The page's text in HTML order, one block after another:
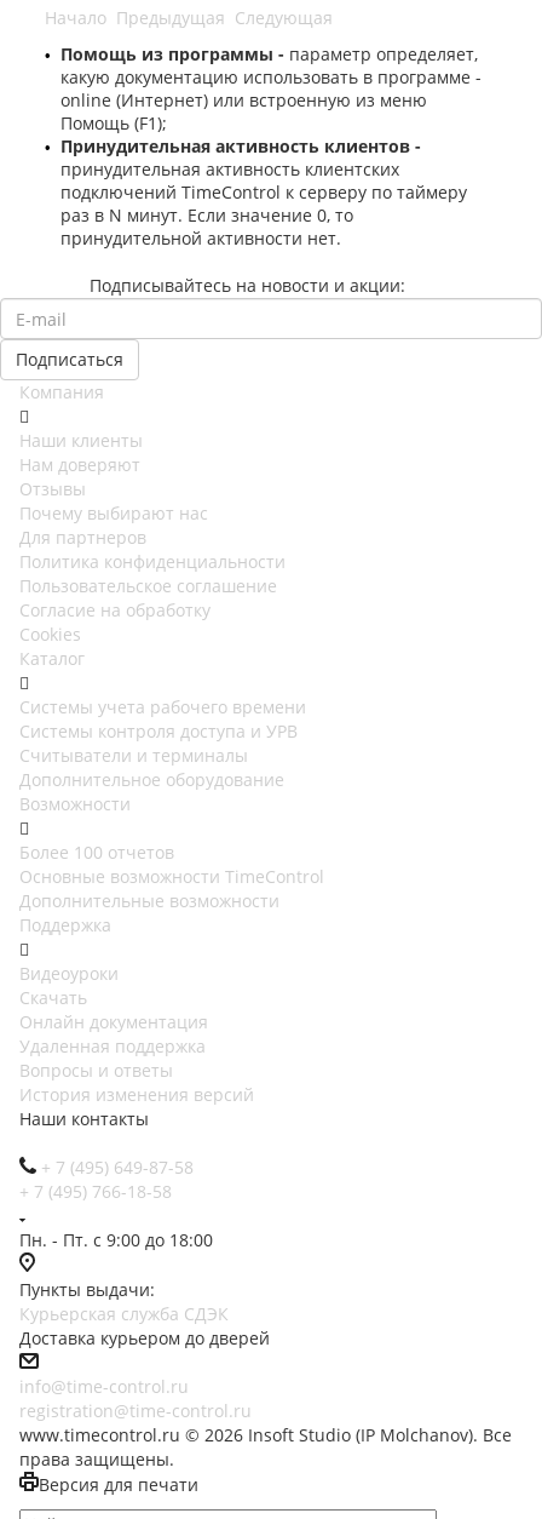
Начало Предыдущая Следующая
• Помощь из программы - параметр определяет,
какую документацию использовать в программе -
online (Интернет) или встроенную из меню
Помощь (F1);
•
Принудительная активность клиентов -
принудительная активность клиентских
подключений TimeControl к серверу по таймеру
раз в N минут. Если значение 0, то
принудительной активности нет.
Подписывайтесь на новости и акции:
Компания
Наши клиенты
Нам доверяют
Отзывы
Почему выбирают нас
Для партнеров
Политика конфиденциальности
Пользовательское соглашение
Согласие на обработку
Cookies
Каталог
Cистемы учета рабочего времени
Системы контроля доступа и УРВ
Считыватели и терминалы
Дополнительное оборудование
Возможности
Более 100 отчетов
Основные возможности TimeControl
Дополнительные возможности
Поддержка
Видеоуроки
Скачать
Онлайн документация
Удаленная поддержка
Вопросы и ответы
История изменения версий
Наши контакты
+ 7 (495) 649-87-58
+ 7 (495) 766-18-58
Пн. - Пт. с 9:00 до 18:00
Пункты выдачи:
Курьерская служба СДЭК
Доставка курьером до дверей
info@time-control.ru
registration@time-control.ru
www.timecontrol.ru © 2026 Insoft Studio (IP Molchanov). Все
права защищены.
Версия для печати